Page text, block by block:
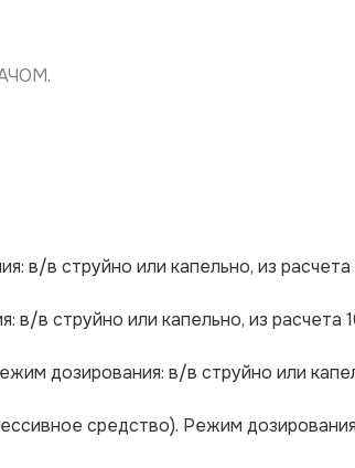
в/в струйно или капельно, из
в/в струйно или капельно, из расчета
дозирования: в/в струйно или
средство). Режим